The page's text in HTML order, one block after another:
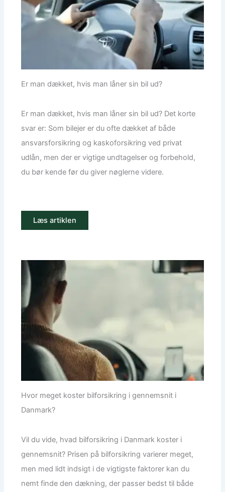
Er man dækket, hvis man låner sin bil ud?
Er man dækket, hvis man låner sin bil ud? Det korte
svar er: Som bilejer er du ofte dækket af både
ansvarsforsikring og kaskoforsikring ved privat
udlån, men der er vigtige undtagelser og forbehold,
du bør kende før du giver nøglerne videre.
Læs artiklen
Hvor meget koster bilforsikring i gennemsnit i
Danmark?
Vil du vide, hvad bilforsikring i Danmark koster i
gennemsnit? Prisen på bilforsikring varierer meget,
men med lidt indsigt i de vigtigste faktorer kan du
nemt finde den dækning, der passer bedst til både